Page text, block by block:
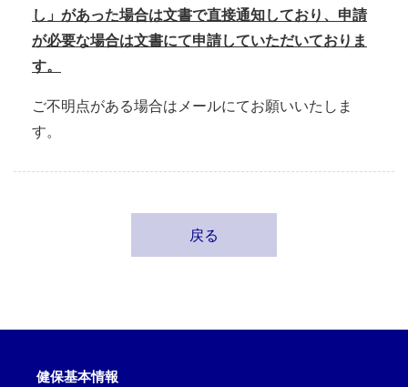
し」があった場合は文書で直接通知しており、申請
が必要な場合は文書にて申請していただいておりま
す。
ご不明点がある場合はメールにてお願いいたしま
す。
戻る
健保基本情報